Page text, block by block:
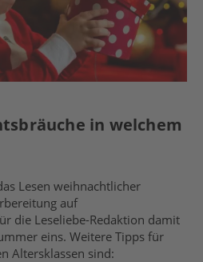
in welchem
Lesen weihnachtlicher
auf
die Leseliebe-Redaktion damit
eins. Weitere Tipps für
Altersklassen sind: